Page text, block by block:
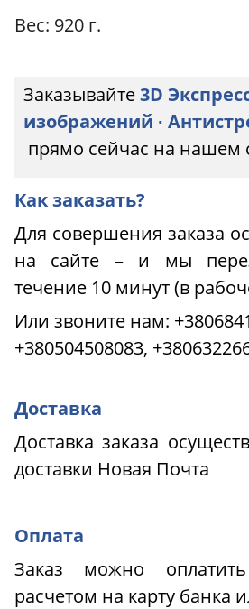
Вес: 920 г.
Заказывайте3D
изображений ∙
прямо сейчас на нашем
Как заказать?
Для совершения заказа
на сайте – и мы
течение 10 минут (в
Или звоните нам:
+380504508083,
Доставка
Доставка заказа
доставки Новая Почта
Оплата
Заказ можно
расчетом на карту банка